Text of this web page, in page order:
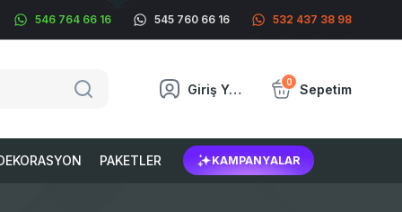
546 764 66 16 545 760 66 16 532 437 38 98
Giriş Yap 0 Sepetim
PAKETLER KAMPANYALAR